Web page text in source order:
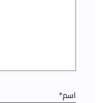
اسم*